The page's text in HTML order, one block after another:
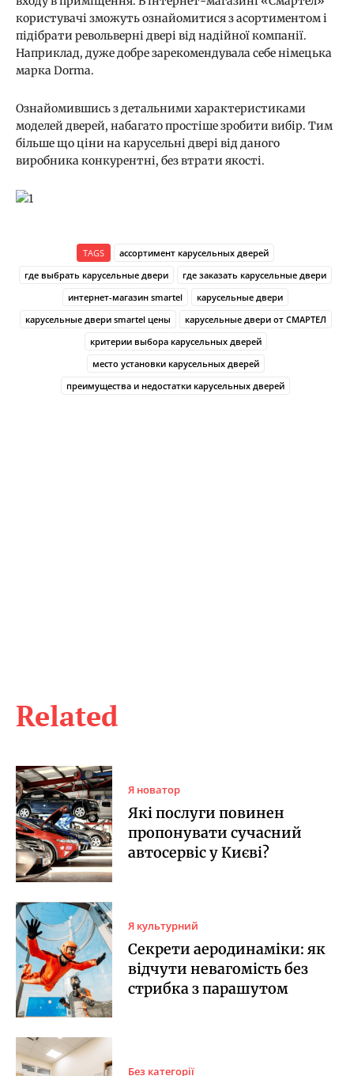
Related
Я новатор
Які послуги повинен
пропонувати сучасний
автосервіс у Києві?
Я культурний
Секрети аеродинаміки: як
відчути невагомість без
стрибка з парашутом
Без категорії
користувачі зможуть ознайомитися з асортиментом і
підібрати револьверні двері від надійної компанії.
Наприклад, дуже добре зарекомендувала себе німецька
марка Dorma.
Ознайомившись з детальними характеристиками
моделей дверей, набагато простіше зробити вибір. Тим
більше що ціни на карусельні двері від даного
виробника конкурентні, без втрати якості.
TAGS
ассортимент карусельных дверей
где выбрать карусельные двери
где заказать карусельные двери
интернет-магазин smartel
карусельные двери
карусельные двери smartel цены
карусельные двери от СМАРТЕЛ
критерии выбора карусельных дверей
место установки карусельных дверей
преимущества и недостатки карусельных дверей